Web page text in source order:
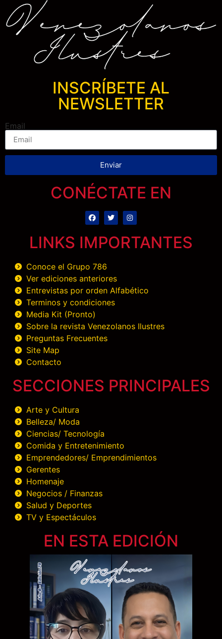
INSCRÍBETE AL
NEWSLETTER
Email
Enviar
CONÉCTATE EN
LINKS IMPORTANTES
Conoce el Grupo 786
Ver ediciones anteriores
Entrevistas por orden Alfabético
Terminos y condiciones
Media Kit (Pronto)
Sobre la revista Venezolanos Ilustres
Preguntas Frecuentes
Site Map
Contacto
SECCIONES PRINCIPALES
Arte y Cultura
Belleza/ Moda
Ciencias/ Tecnología
Comida y Entretenimiento
Emprendedores/ Emprendimientos
Gerentes
Homenaje
Negocios / Finanzas
Salud y Deportes
TV y Espectáculos
EN ESTA EDICIÓN